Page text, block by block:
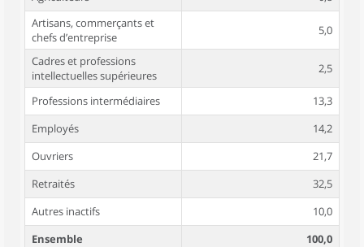
Artisans, commerçants et
chefs d’entreprise
5,0
Cadres et professions
intellectuelles supérieures
2,5
Professions intermédiaires
13,3
Employés
14,2
Ouvriers
21,7
Retraités
32,5
Autres inactifs
10,0
Ensemble
100,0